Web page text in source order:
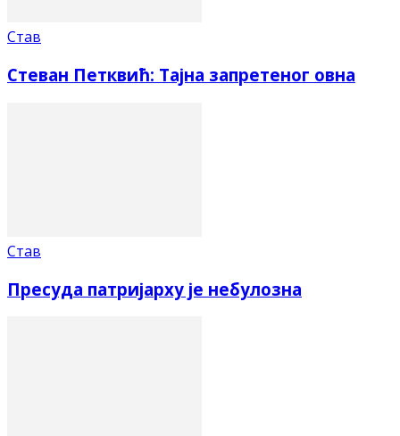
Став
Стеван Петквић: Тајна запретеног овна
Став
Пресуда патријарху је небулозна